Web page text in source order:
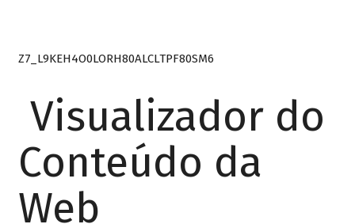
Z7_L9KEH4O0LORH80ALCLTPF80SM6
Visualizador do
Conteúdo da
Web